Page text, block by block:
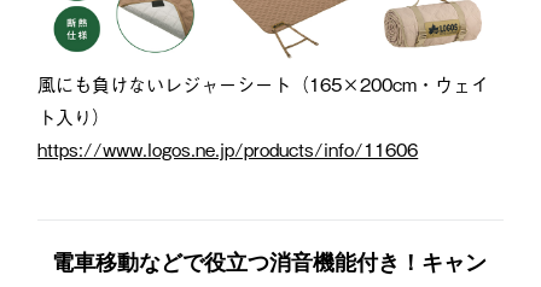
風にも負けないレジャーシート（165×200cm・ウェイ
ト入り）
https://www.logos.ne.jp/products/info/11606
電車移動などで役立つ消音機能付き！キャン